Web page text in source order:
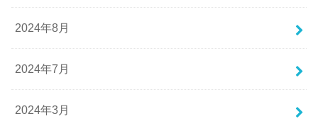
2024年8月
2024年7月
2024年3月